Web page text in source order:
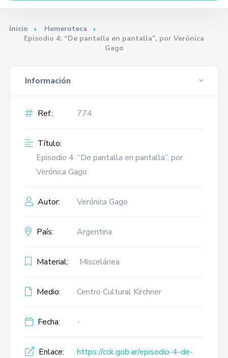
Inicio
Hemeroteca
Episodio 4: “De pantalla en pantalla”, por Verónica
Gago
Información
Ref.: 774
Título:
Episodio 4: “De pantalla en pantalla”, por
Verónica Gago
Autor: Verónica Gago
País: Argentina
Material: Miscelánea
Medio: Centro Cultural Kirchner
Fecha: -
Enlace:
https://cck.gob.ar/episodio-4-de-